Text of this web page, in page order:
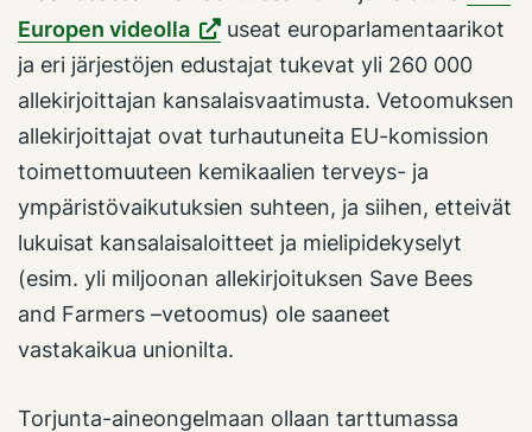
Europen videolla
useat europarlamentaarikot
ja eri järjestöjen edustajat tukevat yli 260 000
allekirjoittajan kansalaisvaatimusta. Vetoomuksen
allekirjoittajat ovat turhautuneita EU-komission
toimettomuuteen kemikaalien terveys- ja
ympäristövaikutuksien suhteen, ja siihen, etteivät
lukuisat kansalaisaloitteet ja mielipidekyselyt
(esim. yli miljoonan allekirjoituksen Save Bees
and Farmers –vetoomus) ole saaneet
vastakaikua unionilta.
Torjunta-aineongelmaan ollaan tarttumassa